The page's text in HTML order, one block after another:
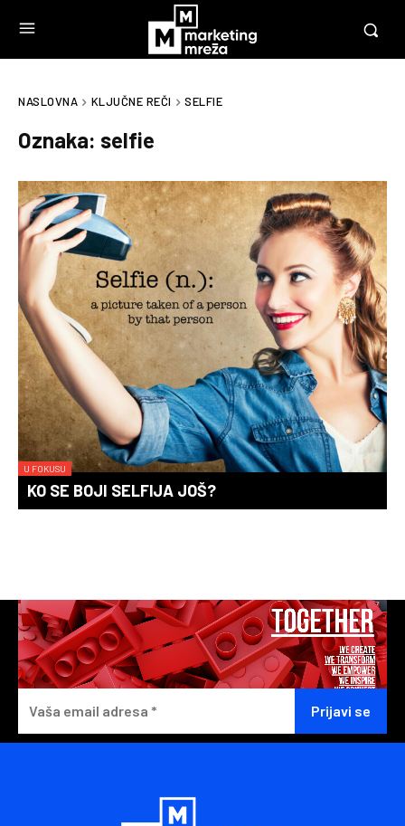
NASLOVNA KLJUČNE REČI SELFIE
Oznaka: selfie
U FOKUSU
KO SE BOJI SELFIJA JOŠ?